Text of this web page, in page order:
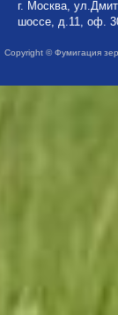
г. Москва,
шоссе, д.11, оф.
Copyright © Фумигация